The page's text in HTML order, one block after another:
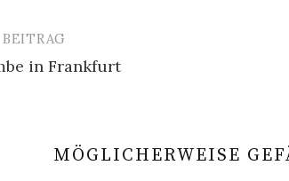
in Frankfurt
MÖGLICHERWEISE